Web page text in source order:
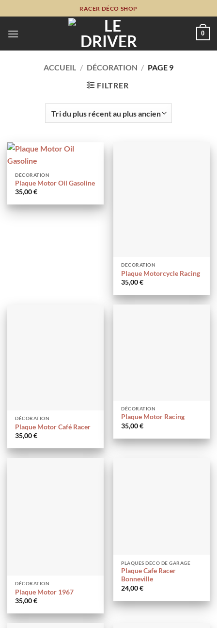
au
contenu
RACER DÉCO SHOP
0
ACCUEIL / DÉCORATION / PAGE 9
FILTRER
DÉCORATION
Plaque Motor Oil Gasoline
35,00€
DÉCORATION
Plaque Motorcycle Racing
35,00€
DÉCORATION
Plaque Motor Café Racer
35,00€
DÉCORATION
Plaque Motor Racing
35,00€
DÉCORATION
Plaque Motor 1967
35,00€
PLAQUES DÉCO DE GARAGE
Plaque Cafe Racer
Bonneville
24,00€